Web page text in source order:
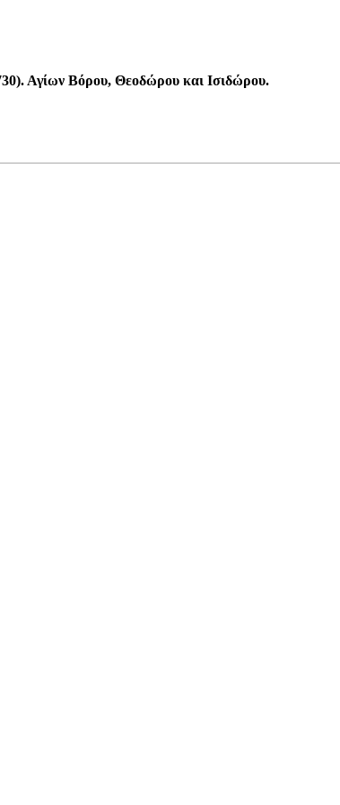
Αγίων Βόρου, Θεοδώρου και Ισιδώρου.